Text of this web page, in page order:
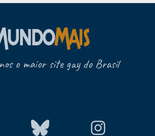
o maior site gay do Brasil